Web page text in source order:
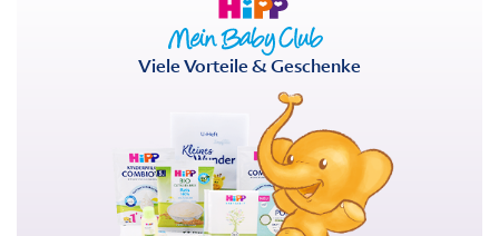
Viele Vorteile & Geschenke